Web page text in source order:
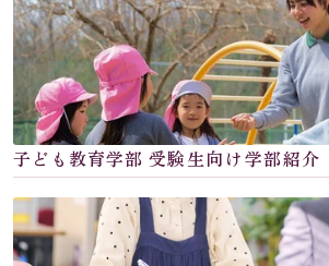
子ども教育学部 受験生向け学部紹介